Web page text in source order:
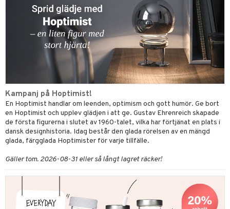
Kampanj på Hoptimist!
En Hoptimist handlar om leenden, optimism och gott humör. Ge bort
en Hoptimist och upplev glädjen i att ge. Gustav Ehrenreich skapade
de första figurerna i slutet av 1960-talet, vilka har förtjänat en plats i
dansk designhistoria. Idag består den glada rörelsen av en mängd
glada, färgglada Hoptimister för varje tillfälle.
Gäller tom. 2026-08-31 eller så långt lagret räcker!